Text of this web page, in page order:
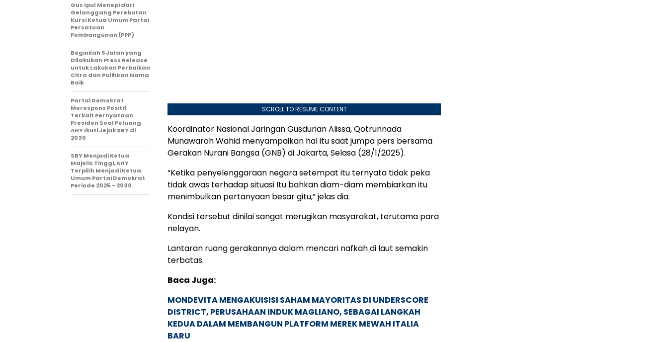
SCROLL TO RESUME CONTENT
Koordinator Nasional Jaringan Gusdurian Alissa, Qotrunnada
Munawaroh Wahid menyampaikan hal itu saat jumpa pers bersama
Gerakan Nurani Bangsa (GNB) di Jakarta, Selasa (28/1/2025).
“Ketika penyelenggaraan negara setempat itu ternyata tidak peka
tidak awas terhadap situasi Itu bahkan diam-diam membiarkan itu
menimbulkan pertanyaan besar gitu,” jelas dia.
Kondisi tersebut dinilai sangat merugikan masyarakat, terutama para
nelayan.
Lantaran ruang gerakannya dalam mencari nafkah di laut semakin
terbatas.
Baca Juga:
MONDEVITA MENGAKUISISI SAHAM MAYORITAS DI UNDERSCORE
DISTRICT, PERUSAHAAN INDUK MAGLIANO, SEBAGAI LANGKAH
KEDUA DALAM MEMBANGUN PLATFORM MEREK MEWAH ITALIA
BARU
Gus Ipul Menepi dari
Gelanggang Perebutan
Kursi Ketua Umum Partai
Persatuan
Pembangunan (PPP)
Beginilah 5 Jalan yang
Dilakukan Press Release
untuk Lakukan Perbaikan
Citra dan Pulihkan Nama
Baik
Partai Demokrat
Merespons Positif
Terkait Pernyataan
Presiden Soal Peluang
AHY Ikuti Jejak SBY di
2030
SBY Menjadi Ketua
Majelis Tinggi, AHY
Terpilih Menjadi Ketua
Umum Partai Demokrat
Periode 2025 – 2030